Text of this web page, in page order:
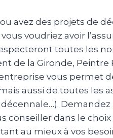
avez des projets de
voudriez avoir
toutes les
de la Gironde, Peintre
vous permet
aussi de toutes les
Demandez
conseiller dans le
au mieux à vos